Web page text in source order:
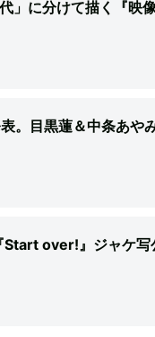
」に分けて描く『映
。目黒蓮＆中条あや
Start over!』ジャケ写